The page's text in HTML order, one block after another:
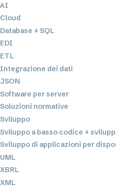
AI
Cloud
Database + SQL
EDI
ETL
Integrazione dei dati
JSON
Software per server
Soluzioni normative
Sviluppo
Sviluppo a basso codice +
Sviluppo di applicazioni per
UML
XBRL
XML